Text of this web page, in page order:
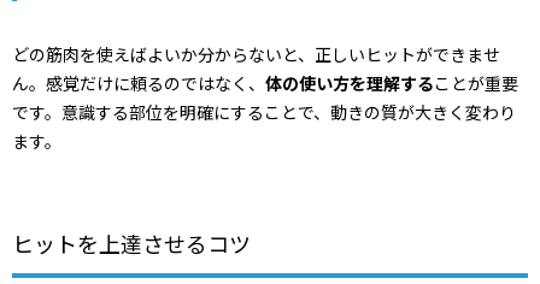
どの筋肉を使えばよいか分からないと、正しいヒットができませ
ん。感覚だけに頼るのではなく、 体の使い方を理解することが重要
です。意識する部位を明確にすることで、動きの質が大きく変わり
ます。
ヒットを上達させるコツ